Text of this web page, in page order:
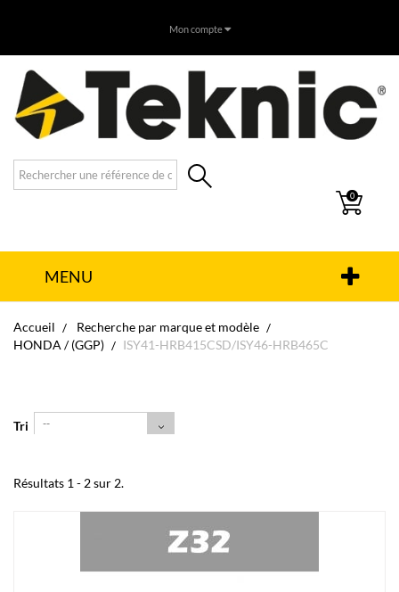
Mon compte
0
MENU
Accueil
Recherche par marque et modèle
HONDA / (GGP)
ISY41-HRB415CSD/ISY46-HRB465C
Tri --
Résultats 1 - 2 sur 2.